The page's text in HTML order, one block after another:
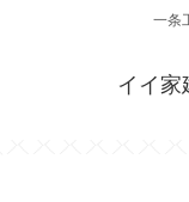
一条
イイ家